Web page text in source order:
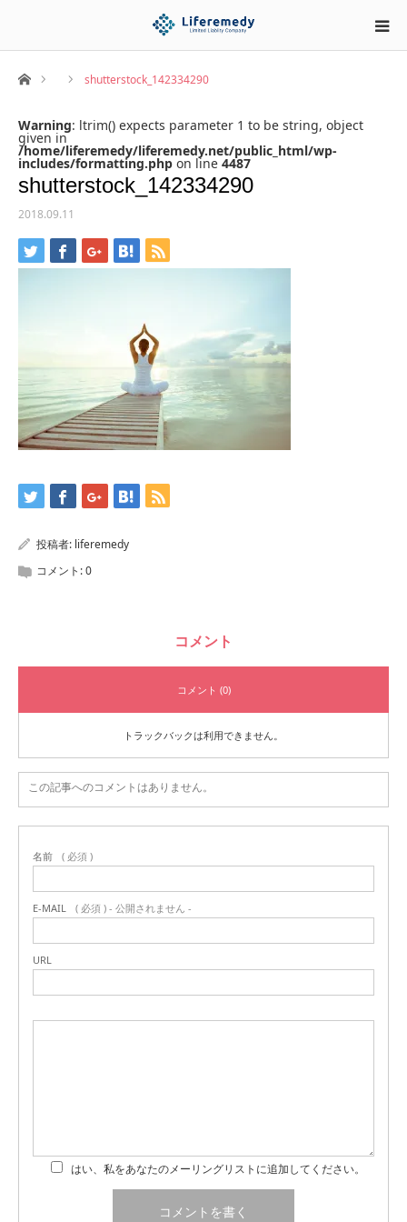
ホーム shutterstock_142334290
Warning: ltrim() expects parameter 1 to be string, object
given in
/home/liferemedy/liferemedy.net/public_html/wp-
includes/formatting.php on line 4487
shutterstock_142334290
2018.09.11
投稿者: liferemedy
コメント:0
コメント
コメント (0)
トラックバックは利用できません。
この記事へのコメントはありません。
名前 ( 必須 )
E-MAIL ( 必須 ) - 公開されません -
URL
はい、私をあなたのメーリングリストに追加してください。